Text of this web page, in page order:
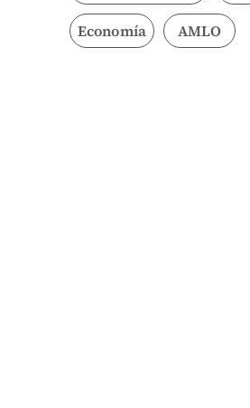
Economía AMLO